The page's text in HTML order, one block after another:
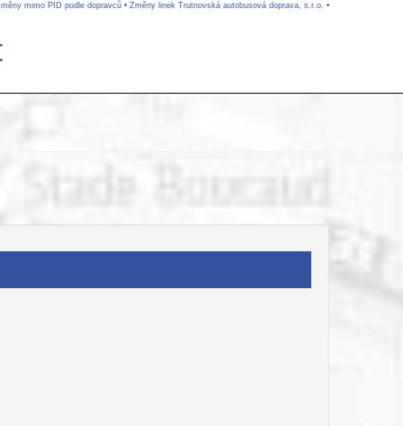
mimo PID podle dopravců• Změny linek Trutnovská autobusová doprava, s.r.o. •